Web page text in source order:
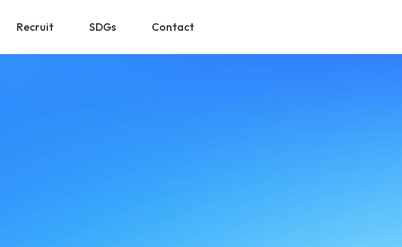
Recruit SDGs Contact